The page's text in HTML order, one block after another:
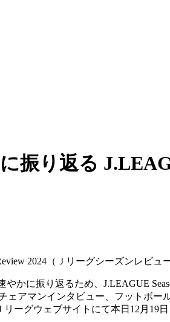
振り返る
2024（Ｊリーグシーズンレビュ
かに振り返るため、J.LEAGUE
ェアマンインタビュー、フットボ
ーグウェブサイトにて本日12月19